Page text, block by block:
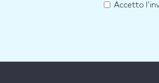
Accetto